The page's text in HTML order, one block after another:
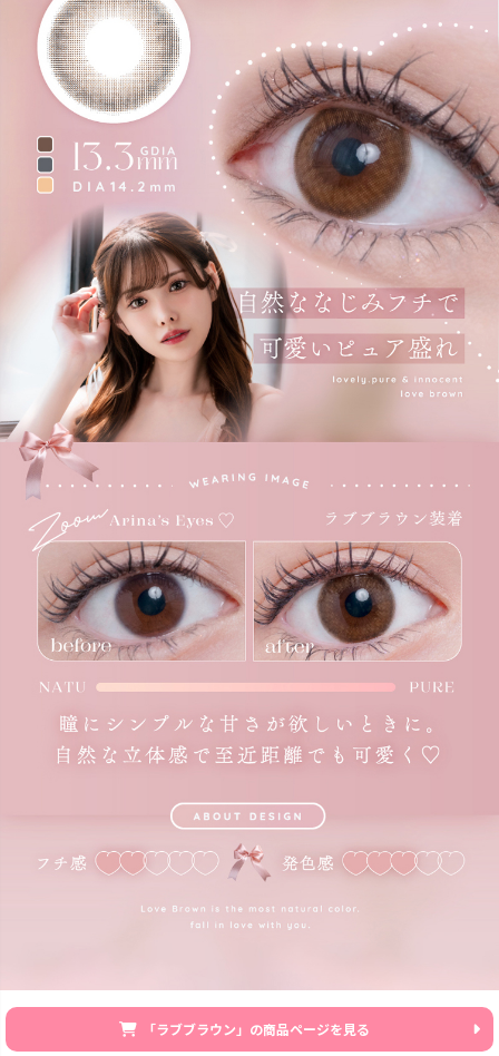
「ラブブラウン」の商品ページを見る